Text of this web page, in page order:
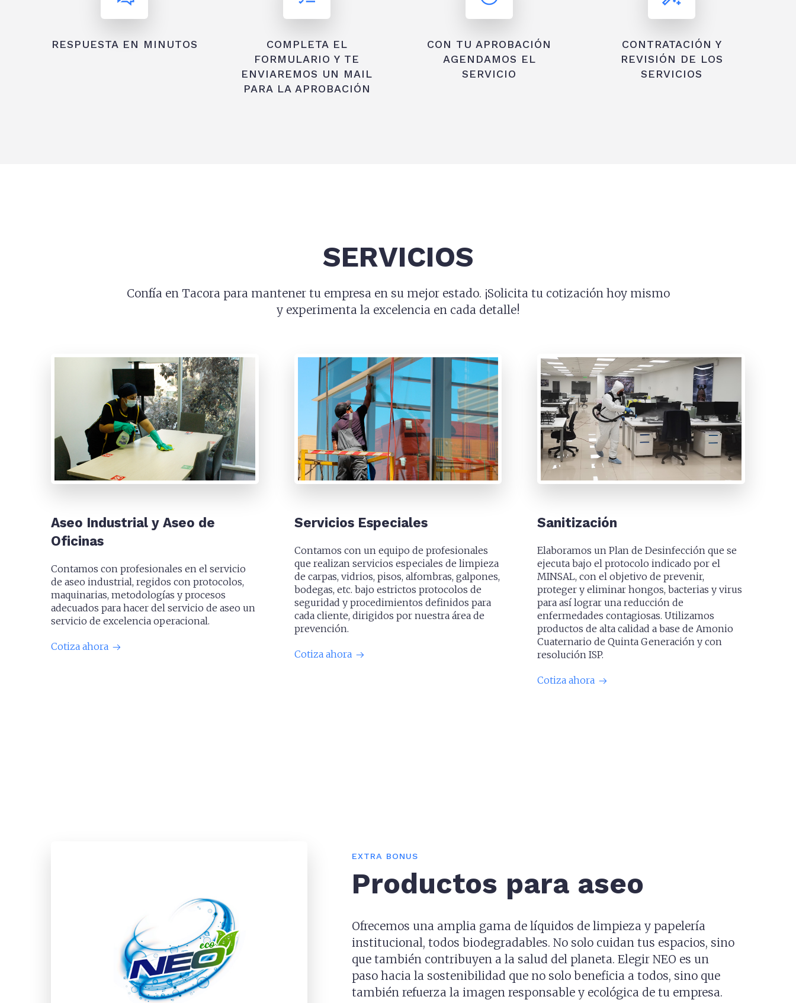
RESPUESTA EN MINUTOS
COMPLETA EL
FORMULARIO Y TE
ENVIAREMOS UN MAIL
PARA LA APROBACIÓN
CON TU APROBACIÓN
AGENDAMOS EL
SERVICIO
CONTRATACIÓN Y
REVISIÓN DE LOS
SERVICIOS
SERVICIOS
Confía en Tacora para mantener tu empresa en su mejor estado. ¡Solicita tu cotización hoy mismo
y experimenta la excelencia en cada detalle!
Aseo Industrial y Aseo de
Oficinas
Contamos con profesionales en el servicio
de aseo industrial, regidos con protocolos,
maquinarias, metodologías y procesos
adecuados para hacer del servicio de aseo un
servicio de excelencia operacional.
Cotiza ahora
Servicios Especiales
Contamos con un equipo de profesionales
que realizan servicios especiales de limpieza
de carpas, vidrios, pisos, alfombras, galpones,
bodegas, etc. bajo estrictos protocolos de
seguridad y procedimientos definidos para
cada cliente, dirigidos por nuestra área de
prevención.
Cotiza ahora
Sanitización
Elaboramos un Plan de Desinfección que se
ejecuta bajo el protocolo indicado por el
MINSAL, con el objetivo de prevenir,
proteger y eliminar hongos, bacterias y virus
para así lograr una reducción de
enfermedades contagiosas. Utilizamos
productos de alta calidad a base de Amonio
Cuaternario de Quinta Generación y con
resolución ISP.
Cotiza ahora
EXTRA BONUS
Productos para aseo
Ofrecemos una amplia gama de líquidos de limpieza y papelería
institucional, todos biodegradables. No solo cuidan tus espacios, sino
que también contribuyen a la salud del planeta. Elegir NEO es un
paso hacia la sostenibilidad que no solo beneficia a todos, sino que
también refuerza la imagen responsable y ecológica de tu empresa.